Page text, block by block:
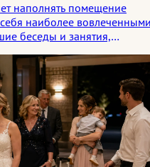
наполнять помещение
наиболее
беседы и занятия,
активности для
эти более тихие варианты
истории.